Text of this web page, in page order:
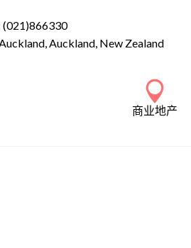
(021)866330
Auckland, New Zealand
商业地产